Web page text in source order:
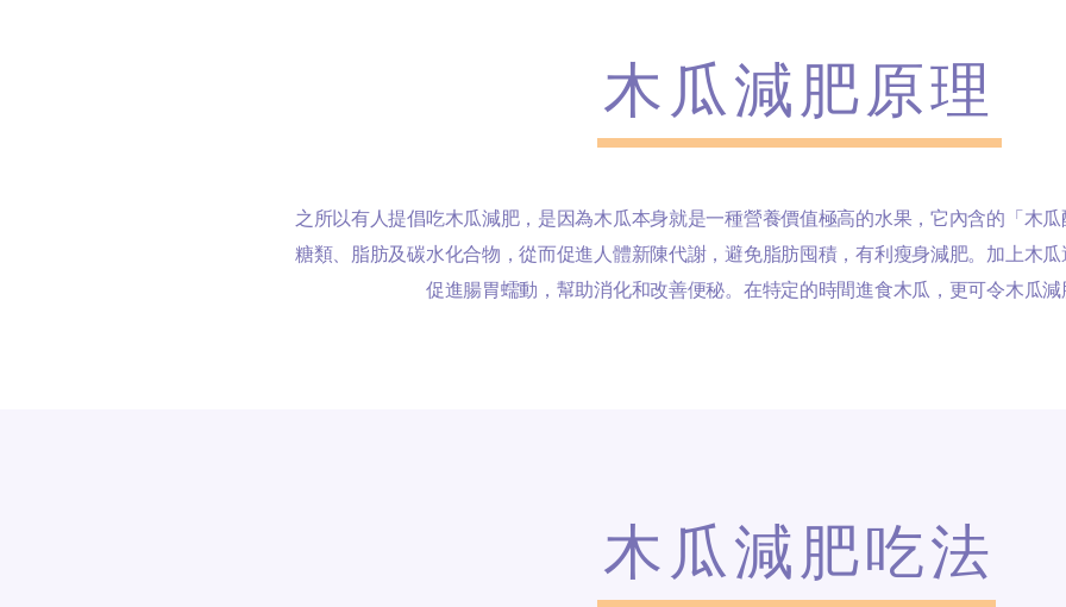
木瓜減肥原理
之所以有人提倡吃木瓜減肥，是因為木瓜本身就是一種營養價值極高的水果，它內含的「木瓜
糖類、脂肪及碳水化合物，從而促進人體新陳代謝，避免脂肪囤積，有利瘦身減肥。加上木
促進腸胃蠕動，幫助消化和改善便秘。在特定的時間進食木瓜，更可令木瓜減
木瓜減肥吃法